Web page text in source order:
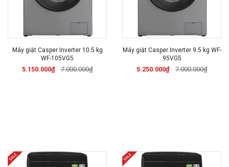
Máy giặt Casper Inverter 10.5 kg
WF-105VG5
5.150.000₫ 7.000.000₫
Máy giặt Casper Inverter 9.5 kg WF-
95VG5
5.250.000₫ 7.000.000₫